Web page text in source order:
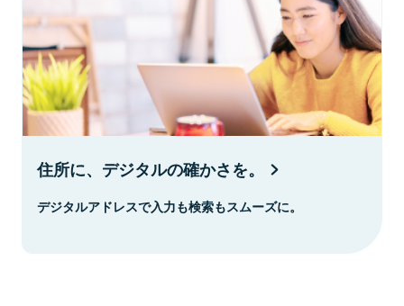
住所に、デジタルの確かさを。
デジタルアドレスで入力も検索もスムーズに。